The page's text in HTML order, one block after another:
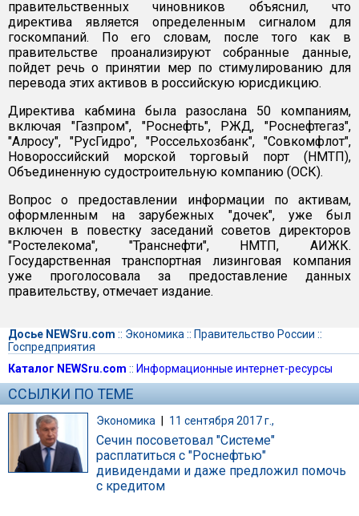
правительственных чиновников объяснил, что
директива является определенным сигналом для
госкомпаний. По его словам, после того как в
правительстве проанализируют собранные данные,
пойдет речь о принятии мер по стимулированию для
перевода этих активов в российскую юрисдикцию.
Директива кабмина была разослана 50 компаниям,
включая "Газпром", "Роснефть", РЖД, "Роснефтегаз",
"Алросу", "РусГидро", "Россельхозбанк", "Совкомфлот",
Новороссийский морской торговый порт (НМТП),
Объединенную судостроительную компанию (ОСК).
Вопрос о предоставлении информации по активам,
оформленным на зарубежных "дочек", уже был
включен в повестку заседаний советов директоров
"Ростелекома", "Транснефти", НМТП, АИЖК.
Государственная транспортная лизинговая компания
уже проголосовала за предоставление данных
правительству, отмечает издание.
Досье NEWSru.com :: Экономика :: Правительство России ::
Госпредприятия
Каталог NEWSru.com :: Информационные интернет-ресурсы
ССЫЛКИ ПО ТЕМЕ
Экономика | 11 сентября 2017 г.,
Сечин посоветовал "Системе"
расплатиться с "Роснефтью"
дивидендами и даже предложил помочь
с кредитом